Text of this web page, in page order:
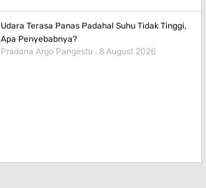
Udara Terasa Panas Padahal Suhu Tidak Tinggi,
Apa Penyebabnya?
Pradana Argo Pangestu 8 August 2026